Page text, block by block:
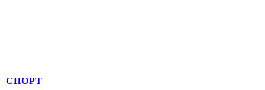
СПОРТ